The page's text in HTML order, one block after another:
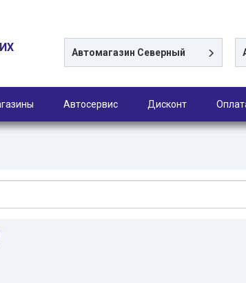
Автомагазин Северный
Автосервис Дисконт